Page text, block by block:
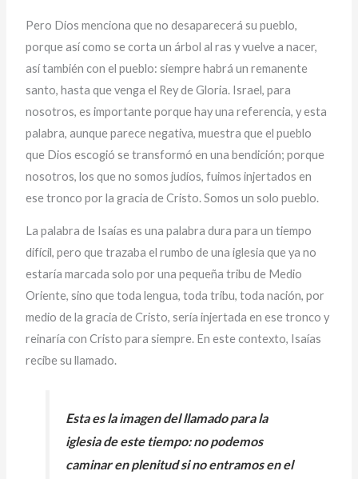
Pero Dios menciona que no desaparecerá su pueblo,
porque así como se corta un árbol al ras y vuelve a nacer,
así también con el pueblo: siempre habrá un remanente
santo, hasta que venga el Rey de Gloria. Israel, para
nosotros, es importante porque hay una referencia, y esta
palabra, aunque parece negativa, muestra que el pueblo
que Dios escogió se transformó en una bendición; porque
nosotros, los que no somos judíos, fuimos injertados en
ese tronco por la gracia de Cristo. Somos un solo pueblo.
La palabra de Isaías es una palabra dura para un tiempo
difícil, pero que trazaba el rumbo de una iglesia que ya no
estaría marcada solo por una pequeña tribu de Medio
Oriente, sino que toda lengua, toda tribu, toda nación, por
medio de la gracia de Cristo, sería injertada en ese tronco y
reinaría con Cristo para siempre. En este contexto, Isaías
recibe su llamado.
Esta es la imagen del llamado para la
iglesia de este tiempo: no podemos
caminar en plenitud si no entramos en el